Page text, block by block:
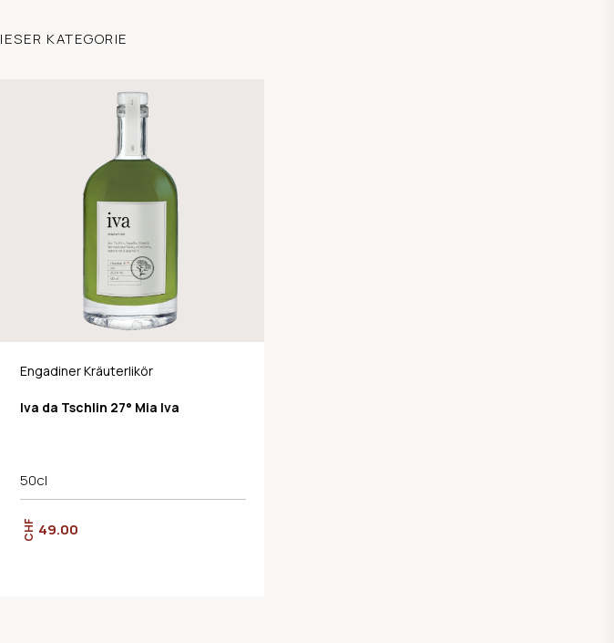
KATEGORIE
Engadiner Kräuterlikör
Iva da Tschlin 27° Mia Iva
50cl
CHF 49.00